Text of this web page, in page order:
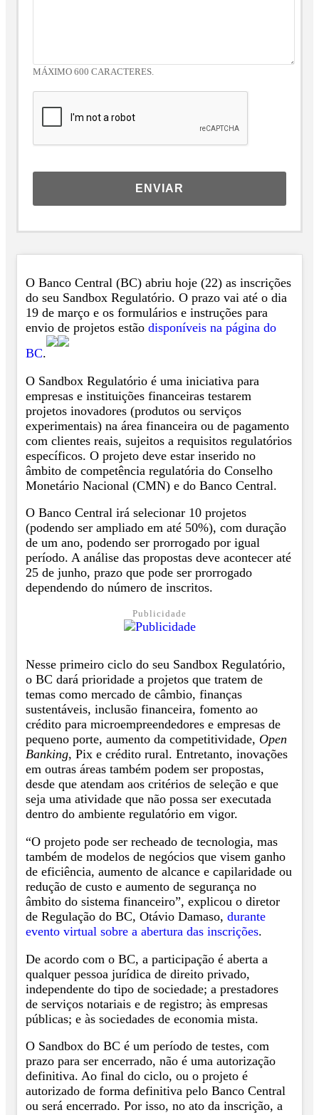
MÁXIMO 600 CARACTERES.
ENVIAR
O Banco Central (BC) abriu hoje (22) as inscrições
do seu Sandbox Regulatório. O prazo vai até o dia
19 de março e os formulários e instruções para
envio de projetos estão disponíveis na página do
BC.
O Sandbox Regulatório é uma iniciativa para
empresas e instituições financeiras testarem
projetos inovadores (produtos ou serviços
experimentais) na área financeira ou de pagamento
com clientes reais, sujeitos a requisitos regulatórios
específicos. O projeto deve estar inserido no
âmbito de competência regulatória do Conselho
Monetário Nacional (CMN) e do Banco Central.
O Banco Central irá selecionar 10 projetos
(podendo ser ampliado em até 50%), com duração
de um ano, podendo ser prorrogado por igual
período. A análise das propostas deve acontecer até
25 de junho, prazo que pode ser prorrogado
dependendo do número de inscritos.
Publicidade
Nesse primeiro ciclo do seu Sandbox Regulatório,
o BC dará prioridade a projetos que tratem de
temas como mercado de câmbio, finanças
sustentáveis, inclusão financeira, fomento ao
crédito para microempreendedores e empresas de
pequeno porte, aumento da competitividade, Open
Banking, Pix e crédito rural. Entretanto, inovações
em outras áreas também podem ser propostas,
desde que atendam aos critérios de seleção e que
seja uma atividade que não possa ser executada
dentro do ambiente regulatório em vigor.
“O projeto pode ser recheado de tecnologia, mas
também de modelos de negócios que visem ganho
de eficiência, aumento de alcance e capilaridade ou
redução de custo e aumento de segurança no
âmbito do sistema financeiro”, explicou o diretor
de Regulação do BC, Otávio Damaso, durante
evento virtual sobre a abertura das inscrições.
De acordo com o BC, a participação é aberta a
qualquer pessoa jurídica de direito privado,
independente do tipo de sociedade; a prestadores
de serviços notariais e de registro; às empresas
públicas; e às sociedades de economia mista.
O Sandbox do BC é um período de testes, com
prazo para ser encerrado, não é uma autorização
definitiva. Ao final do ciclo, ou o projeto é
autorizado de forma definitiva pelo Banco Central
ou será encerrado. Por isso, no ato da inscrição, a